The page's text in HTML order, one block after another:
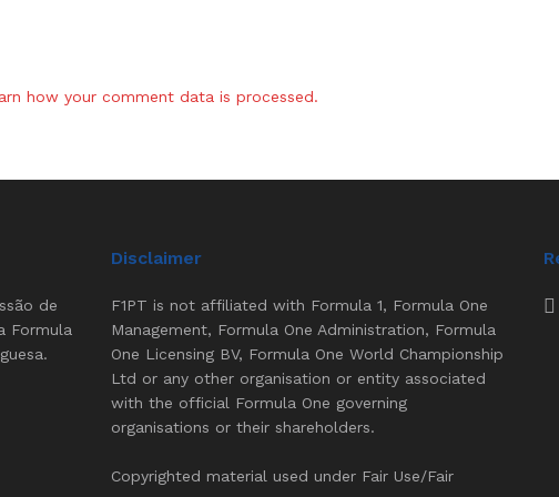
how your comment data is processed.
de
Formula
Disclaimer
F1PT is not affiliated with Formula 1, Formula One
Management, Formula One Administration, Formula
One Licensing BV, Formula One World Championship
Ltd or any other organisation or entity associated
with the official Formula One governing
organisations or their shareholders.
Copyrighted material used under Fair Use/Fair